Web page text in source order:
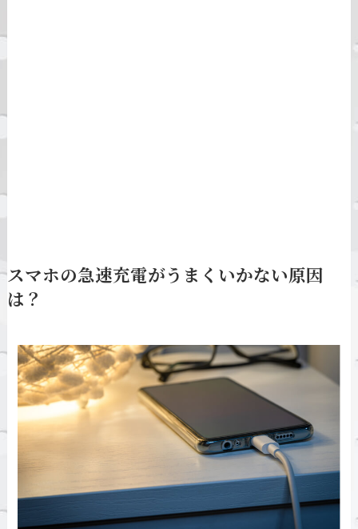
スマホの急速充電がうまくいかない原因
は？